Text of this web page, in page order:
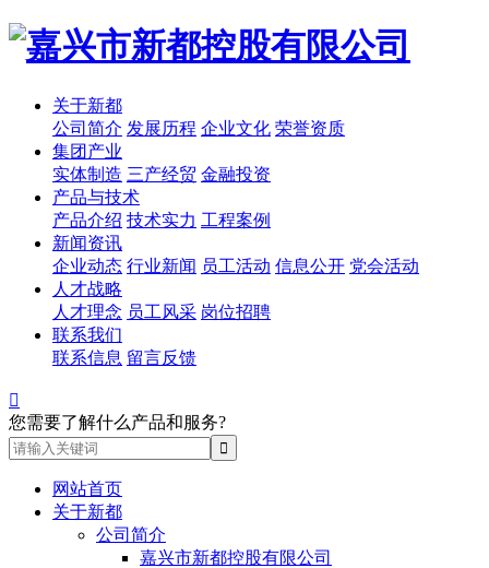
关于新都
公司简介 发展历程 企业文化 荣誉资质
集团产业
实体制造 三产经贸 金融投资
产品与技术
产品介绍 技术实力 工程案例
新闻资讯
企业动态 行业新闻 员工活动 信息公开 党会活动
人才战略
人才理念 员工风采 岗位招聘
联系我们
联系信息 留言反馈

您需要了解什么产品和服务?
网站首页
关于新都
公司简介
嘉兴市新都控股有限公司